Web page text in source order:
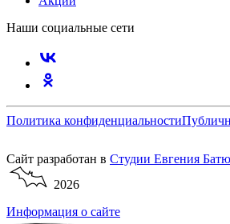
Наши социальные сети
Политика конфиденциальности
Сайт разработан в Студии Евгения
2026
Информация о сайте